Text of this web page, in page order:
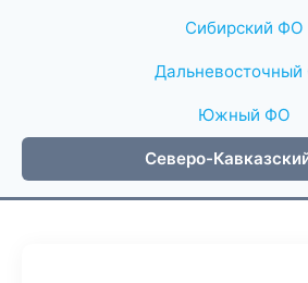
Сибирский ФО
Южный ФО
Северо-